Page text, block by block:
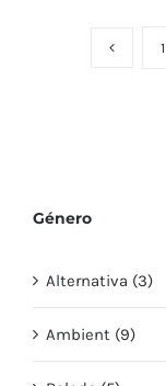
1
Género
Alternativa (3)
Ambient (9)